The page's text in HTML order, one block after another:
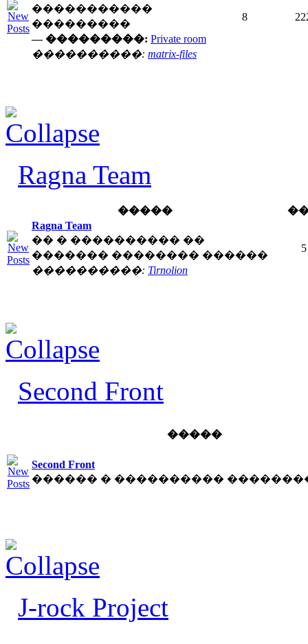
�����������
���������
— ���������: Private room
����������: matrix-files
8
Ragna Team
�����
Ragna Team
�� � ���������� ��
������� �������� ������
����������: Tirnolion
5
Second Front
�����
Second Front
������ � ����������
J-rock Project